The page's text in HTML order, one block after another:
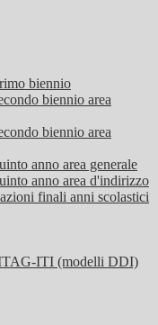
biennio
biennio area
biennio area
anno area generale
anno area d'indirizzo
finali anni scolastici
ITI (modelli DDI)